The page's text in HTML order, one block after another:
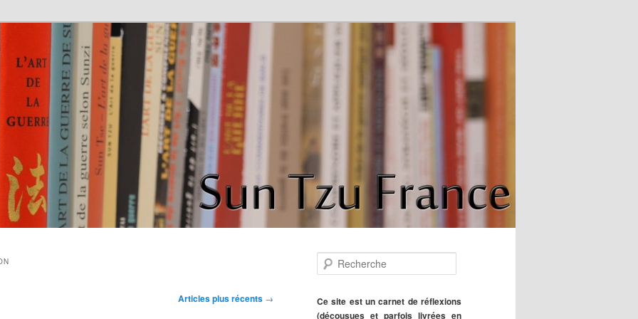
la guerre" de Sun Tzu
Articles plus récents →
e
h
e
Ce site est un carnet de réflexions
(décousues et parfois livrées en